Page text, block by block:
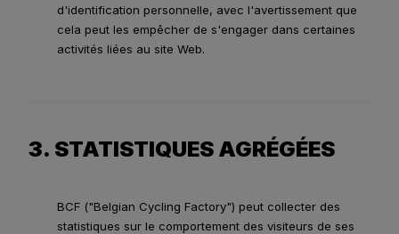
d'identification personnelle, avec l'avertissement que
cela peut les empêcher de s'engager dans certaines
activités liées au site Web.
3. STATISTIQUES AGRÉGÉES
BCF ("Belgian Cycling Factory") peut collecter des
statistiques sur le comportement des visiteurs de ses